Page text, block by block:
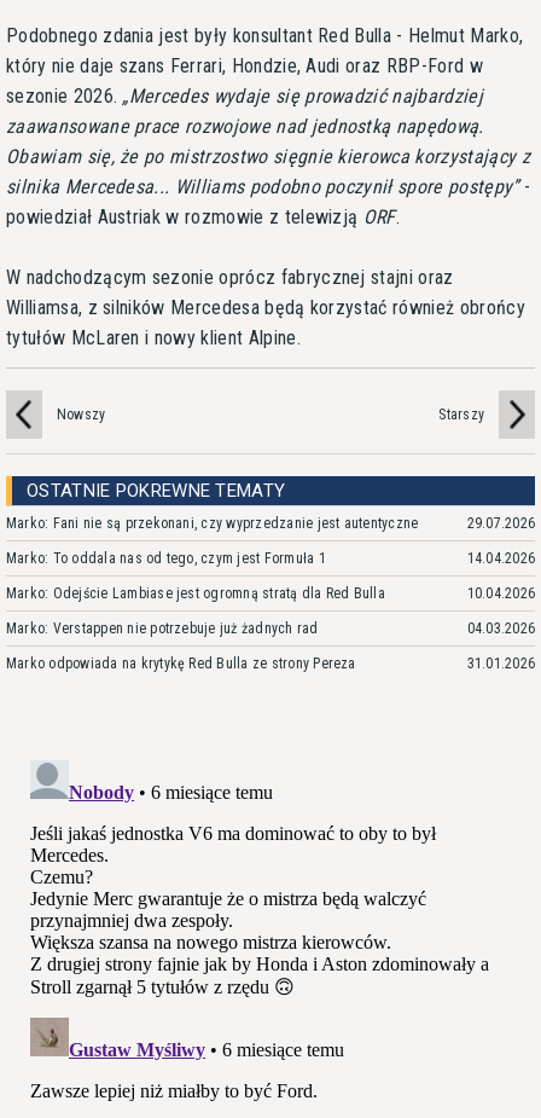
Podobnego zdania jest były konsultant Red Bulla - Helmut Marko,
który nie daje szans Ferrari, Hondzie, Audi oraz RBP-Ford w
sezonie 2026.
Mercedes wydaje się prowadzić najbardziej
zaawansowane prace rozwojowe nad jednostką napędową.
Obawiam się, że po mistrzostwo sięgnie kierowca korzystający z
silnika Mercedesa... Williams podobno poczynił spore postępy -
powiedział Austriak w rozmowie z telewizją ORF.
W nadchodzącym sezonie oprócz fabrycznej stajni oraz
Williamsa, z silników Mercedesa będą korzystać również obrońcy
tytułów McLaren i nowy klient Alpine.
Nowszy Starszy
OSTATNIE POKREWNE TEMATY
Marko: Fani nie są przekonani, czy wyprzedzanie jest autentyczne 29.07.2026
Marko: To oddala nas od tego, czym jest Formuła 1 14.04.2026
Marko: Odejście Lambiase jest ogromną stratą dla Red Bulla 10.04.2026
Marko: Verstappen nie potrzebuje już żadnych rad 04.03.2026
Marko odpowiada na krytykę Red Bulla ze strony Pereza 31.01.2026